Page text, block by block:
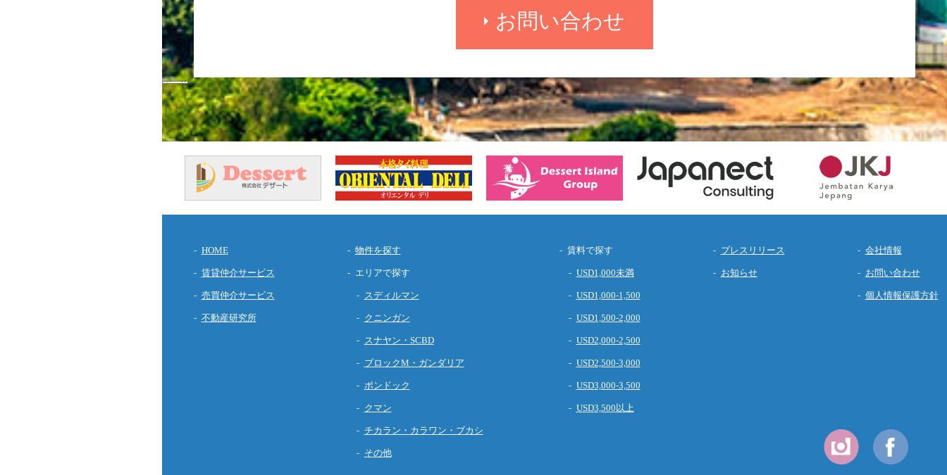
お問い合わせ
HOME
賃貸仲介サービス
売買仲介サービス
不動産研究所
物件を探す
エリアで探す
スディルマン
クニンガン
スナヤン・SCBD
ブロックM・ガンダリア
ポンドック
クマン
チカラン・カラワン・ブカシ
その他
賃料で探す
USD1,000未満
USD1,000-1,500
USD1,500-2,000
USD2,000-2,500
USD2,500-3,000
USD3,000-3,500
USD3,500以上
プレスリリース
お知らせ
会社情報
お問い合わせ
個人情報保護方針